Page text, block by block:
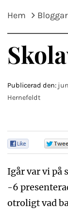
Hem Bloggar
Publicerad den:
Hernefeldt
Igår var vi på
-6
otroligt vad